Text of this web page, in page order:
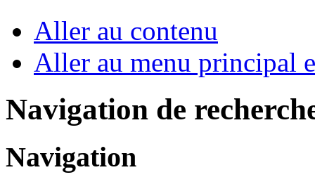
Aller au contenu
Aller au menu principal
Navigation de
Navigation